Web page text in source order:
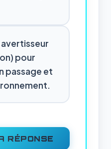
pour
passage et
RÉPONSE